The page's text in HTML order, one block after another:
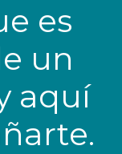
es
un
aquí